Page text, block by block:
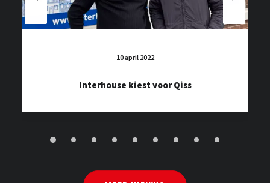
10 april 2022
Interhouse kiest voor Qiss